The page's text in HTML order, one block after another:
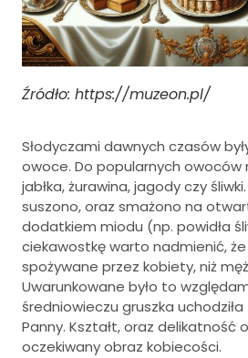
Źródło: https://muzeon.pl/
Słodyczami dawnych czasów
owoce. Do popularnych owoców
jabłka, żurawina, jagody czy
suszono, oraz smażono na
dodatkiem miodu (np. powidła
ciekawostkę warto nadmienić, że
spożywane przez kobiety, niż
Uwarunkowane było to
średniowieczu gruszka
Panny. Kształt, oraz delikatność
oczekiwany obraz kobiecości.